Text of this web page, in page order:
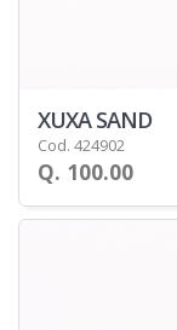
XUXA SAND
Cod. 424902
Q. 100.00